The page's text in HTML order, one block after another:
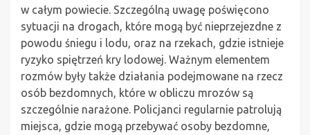
w całym powiecie. Szczególną uwagę poświęcono
sytuacji na drogach, które mogą być nieprzejezdne z
powodu śniegu i lodu, oraz na rzekach, gdzie istnieje
ryzyko spiętrzeń kry lodowej. Ważnym elementem
rozmów były także działania podejmowane na rzecz
osób bezdomnych, które w obliczu mrozów są
szczególnie narażone. Policjanci regularnie patrolują
miejsca, gdzie mogą przebywać osoby bezdomne,